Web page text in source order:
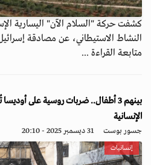
كشفت حركة "السلام الآن" اليسارية
النشاط الاستيطاني، عن مصادقة إسرائيل خلال
متابعة القراءة ...
بينهم 3 أطفال.. ضربات روسية على
الإنسانية
جسور بوست 31 ديسمبر 2025 - 20:10
إنسانيات